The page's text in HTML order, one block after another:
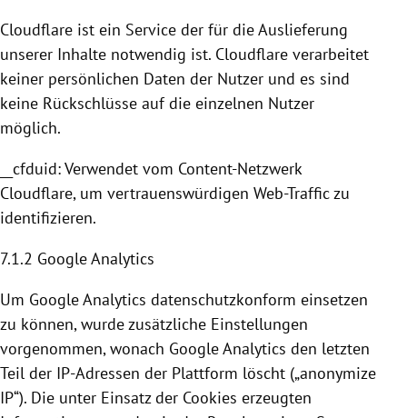
Cloudflare ist ein Service der für die Auslieferung
unserer Inhalte notwendig ist. Cloudflare verarbeitet
keiner persönlichen Daten der Nutzer und es sind
keine Rückschlüsse auf die einzelnen Nutzer
möglich.
__cfduid: Verwendet vom Content-Netzwerk
Cloudflare, um vertrauenswürdigen Web-Traffic zu
identifizieren.
7.1.2 Google Analytics
Um Google Analytics datenschutzkonform einsetzen
zu können, wurde zusätzliche Einstellungen
vorgenommen, wonach Google Analytics den letzten
Teil der IP-Adressen der Plattform löscht („anonymize
IP“). Die unter Einsatz der Cookies erzeugten